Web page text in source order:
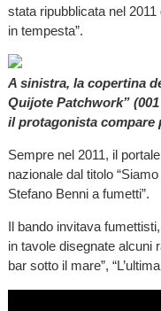
stata ripubblicata nel
in tempesta”.
A sinistra, la copertina
Quijote Patchwork”
il protagonista compare
Sempre nel 2011, il
nazionale dal titolo
Stefano Benni a fumetti”.
Il bando invitava
in tavole disegnate alcuni
bar sotto il mare”,